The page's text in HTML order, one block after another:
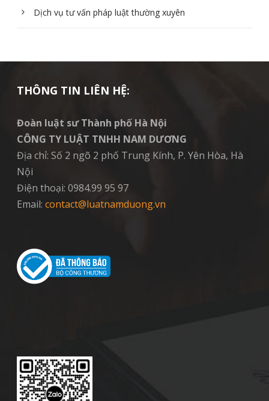
Dịch vụ tư vấn pháp luật thường xuyên
THÔNG TIN LIÊN HỆ:
Đoàn luật sư Thành phố Hà Nội
CÔNG TY LUẬT TNHH NAM DƯƠNG
Địa chỉ: Số 2 ngõ 2 phố Trung Kính, P. Yên Hòa, Hà
Nội
Điện thoại: 0984.99 95 97
Email: contact@luatnamduong.vn